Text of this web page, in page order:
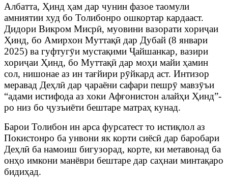
Албатта, Ҳинд ҳам дар чунин фазое таомули
амниятии худ бо Толибонро ошкортар кардааст.
Дидори Викром Мисрӣ, муовини вазорати хориҷаи
Ҳинд, бо Амирхон Муттақӣ дар Дубай (8 январи
2025) ва гуфтугӯи мустақими Ҷайшанкар, вазири
хориҷаи Ҳинд, бо Муттақӣ дар моҳи майи ҳамин
сол, нишонае аз ин тағйири рӯйкард аст. Интизор
меравад Деҳлӣ дар ҷараёни сафари пешрӯ мавзӯъи
“адами истифода аз хоки Афғонистон алайҳи Ҳинд”-
ро низ бо ҷузъиёти бештаре матраҳ кунад.
Барои Толибон ин арса фурсатест то истиқлол аз
Покистонро ба унвони як корти сиёсӣ дар баробари
Деҳлӣ ба намоиш бигузорад, корте, ки метавонад ба
онҳо имкони манёври бештаре дар саҳнаи минтақаро
бидиҳад.